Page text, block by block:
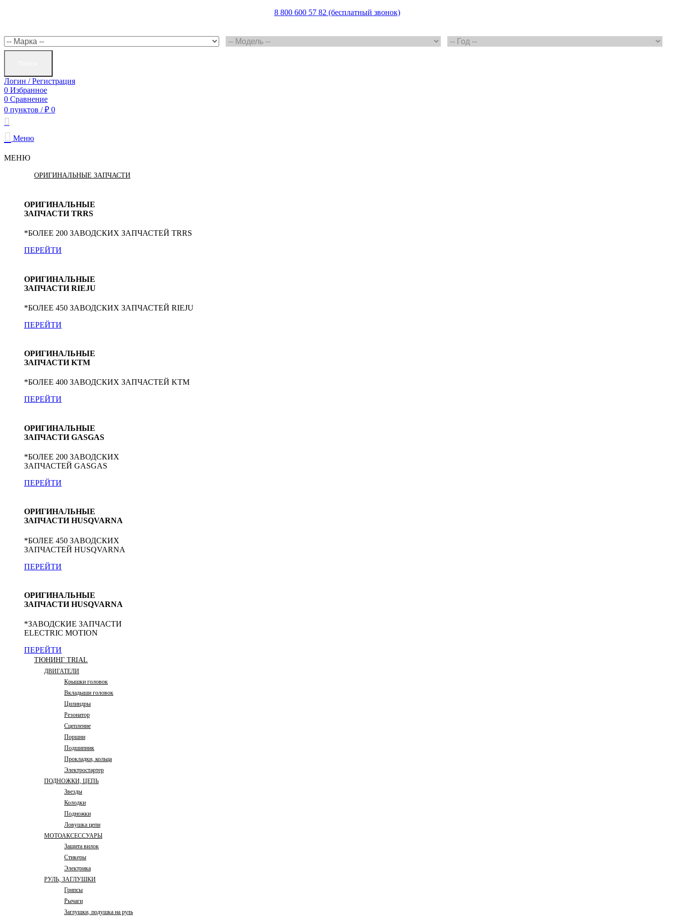
8 800 600 57 82 (бесплатный звонок)
Логин / Регистрация
0 Избранное
0 Сравнение
0 пунктов / ₽ 0
Меню
МЕНЮ
ОРИГИНАЛЬНЫЕ ЗАПЧАСТИ
ОРИГИНАЛЬНЫЕ
ЗАПЧАСТИ TRRS
*БОЛЕЕ 200 ЗАВОДСКИХ ЗАПЧАСТЕЙ TRRS
ПЕРЕЙТИ
ОРИГИНАЛЬНЫЕ
ЗАПЧАСТИ RIEJU
*БОЛЕЕ 450 ЗАВОДСКИХ ЗАПЧАСТЕЙ RIEJU
ПЕРЕЙТИ
ОРИГИНАЛЬНЫЕ
ЗАПЧАСТИ KTM
*БОЛЕЕ 400 ЗАВОДСКИХ ЗАПЧАСТЕЙ KTM
ПЕРЕЙТИ
ОРИГИНАЛЬНЫЕ
ЗАПЧАСТИ GASGAS
*БОЛЕЕ 200 ЗАВОДСКИХ
ЗАПЧАСТЕЙ GASGAS
ПЕРЕЙТИ
ОРИГИНАЛЬНЫЕ
ЗАПЧАСТИ HUSQVARNA
*БОЛЕЕ 450 ЗАВОДСКИХ
ЗАПЧАСТЕЙ HUSQVARNA
ПЕРЕЙТИ
ОРИГИНАЛЬНЫЕ
ЗАПЧАСТИ HUSQVARNA
*ЗАВОДСКИЕ ЗАПЧАСТИ
ELECTRIC MOTION
ПЕРЕЙТИ
ТЮНИНГ TRIAL
ДВИГАТЕЛИ
Крышки головок
Вкладыши головок
Цилиндры
Резонатор
Сцепление
Поршни
Подшипник
Прокладки, кольца
Электростартер
ПОДНОЖКИ, ЦЕПЬ
Звезды
Колодки
Подножки
Ловушка цепи
МОТОАКСЕССУАРЫ
Защита вилок
Стикеры
Электрика
РУЛЬ, ЗАГЛУШКИ
Грипсы
Рычаги
Заглушки, подушка на руль